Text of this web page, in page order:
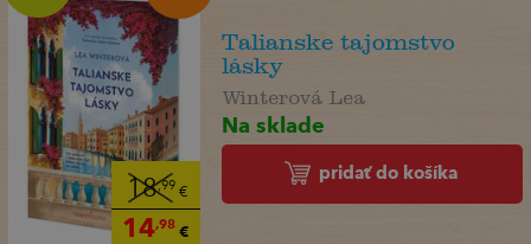
18,99 €
14,98€
Talianske tajomstvo
lásky
Winterová Lea
Na sklade
pridať do košíka